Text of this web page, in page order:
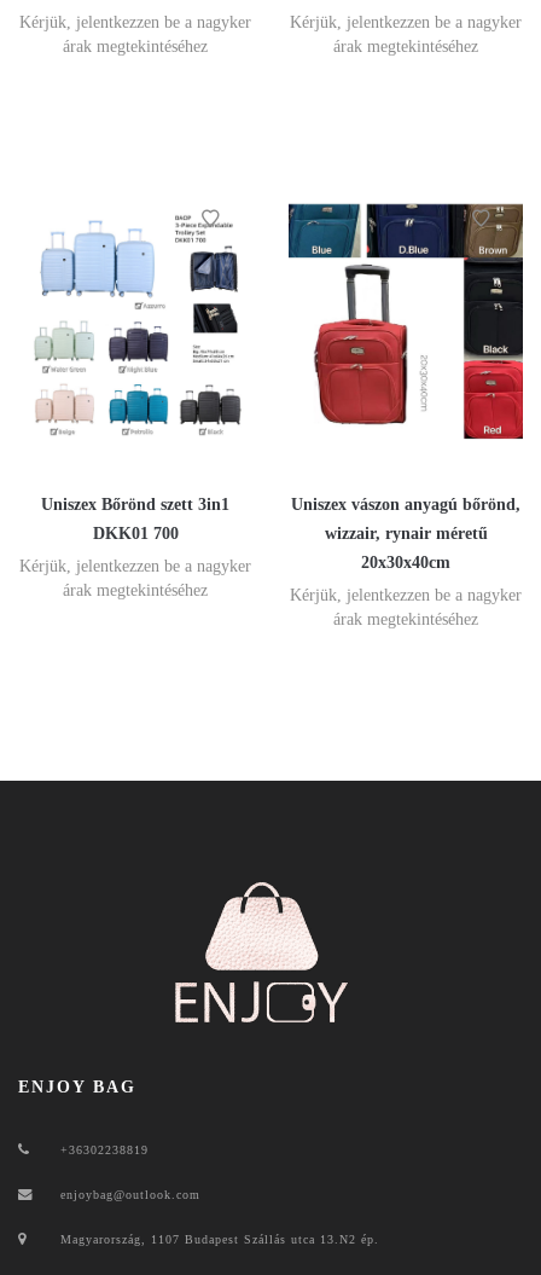
Kérjük, jelentkezzen be a nagyker
árak megtekintéséhez
Kérjük, jelentkezzen be a nagyker
árak megtekintéséhez
Uniszex Bőrönd szett 3in1
DKK01 700
Kérjük, jelentkezzen be a nagyker
árak megtekintéséhez
Uniszex vászon anyagú bőrönd,
wizzair, rynair méretű
20x30x40cm
Kérjük, jelentkezzen be a nagyker
árak megtekintéséhez
ENJOY BAG
+36302238819
enjoybag@outlook.com
Magyarország, 1107 Budapest Szállás utca 13.N2 ép.